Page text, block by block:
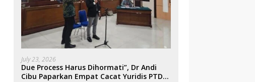
July 23, 2026
Due Process Harus Dihormati”, Dr Andi
Cibu Paparkan Empat Cacat Yuridis PTDH